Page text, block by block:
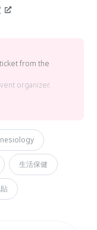
from the
organizer.
生活保健